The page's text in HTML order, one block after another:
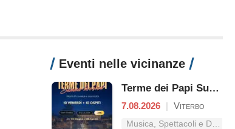
Eventi nelle vicinanze
Terme dei Papi Summer Live Show
7.08.2026 | Viterbo
Musica, Spettacoli e Danza nel Lazio